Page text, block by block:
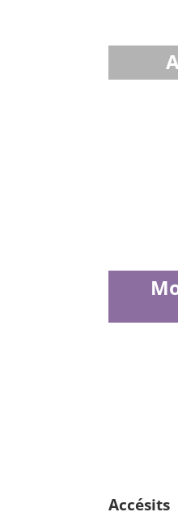
Accésits